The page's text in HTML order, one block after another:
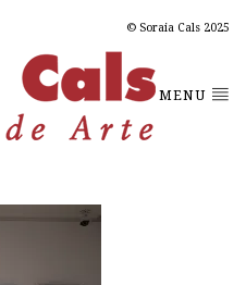
© Soraia Cals 2025
MENU